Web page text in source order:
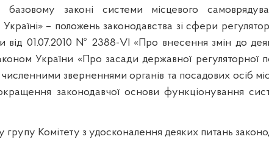
базовому законі системи місцевого
– положень законодавства зі сфери
вiд 01.07.2010 № 2388-VI «Про внесення змін до
України «Про засади державної регуляторної
зверненнями органів та посадових осіб
законодавчої основи функціонування
групу Комітету з удосконалення деяких питань